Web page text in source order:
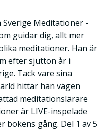
Sverige Meditationer -
guidar dig, allt mer
meditationer. Han är
efter sjutton år i
Tack vare sina
hittar han vägen
meditationslärare
är LIVE-inspelade
bokens gång. Del 1 av 5